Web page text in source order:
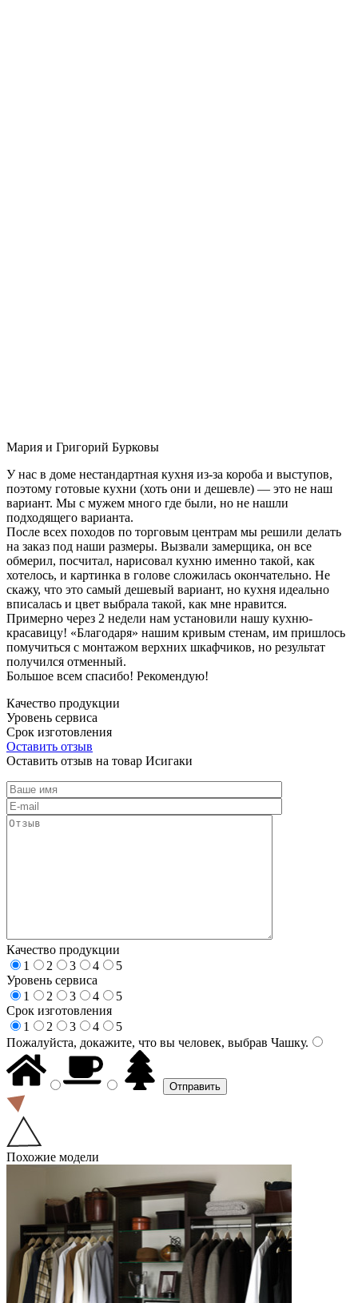
Мария и Григорий Бурковы
У нас в доме нестандартная кухня из-за короба и выступов,
поэтому готовые кухни (хоть они и дешевле) — это не наш
вариант. Мы с мужем много где были, но не нашли
подходящего варианта.
После всех походов по торговым центрам мы решили делать
на заказ под наши размеры. Вызвали замерщика, он все
обмерил, посчитал, нарисовал кухню именно такой, как
хотелось, и картинка в голове сложилась окончательно. Не
скажу, что это самый дешевый вариант, но кухня идеально
вписалась и цвет выбрала такой, как мне нравится.
Примерно через 2 недели нам установили нашу кухню-
красавицу! «Благодаря» нашим кривым стенам, им пришлось
помучиться с монтажом верхних шкафчиков, но результат
получился отменный.
Большое всем спасибо! Рекомендую!
Качество продукции
Уровень сервиса
Срок изготовления
Оставить отзыв
Оставить отзыв на товар Исигаки
Качество продукции
1
2 3 4
5
Уровень сервиса
1
2 3 4
5
Срок изготовления
1
2 3 4
5
Пожалуйста, докажите, что вы человек, выбрав Чашку.
Похожие модели